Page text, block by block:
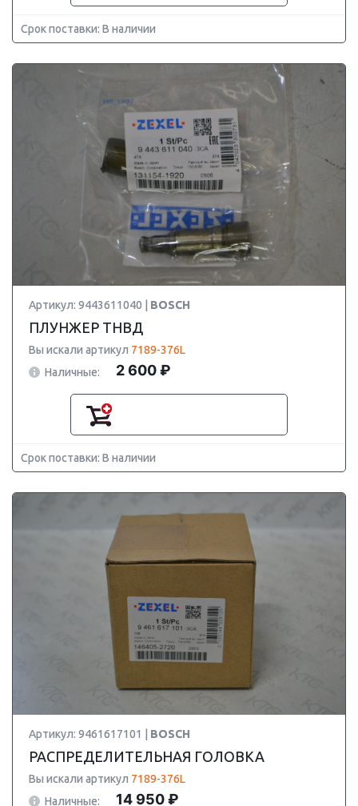
Срок поставки: В наличии
Артикул: 9443611040 | BOSCH
ПЛУНЖЕР ТНВД
Вы искали артикул 7189-376L
Наличные:
2 600 ₽
Срок поставки: В наличии
Артикул: 9461617101 | BOSCH
РАСПРЕДЕЛИТЕЛЬНАЯ ГОЛОВКА
Вы искали артикул 7189-376L
Наличные:
14 950 ₽